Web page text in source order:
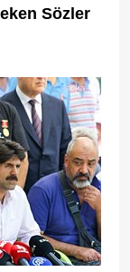
Sözler